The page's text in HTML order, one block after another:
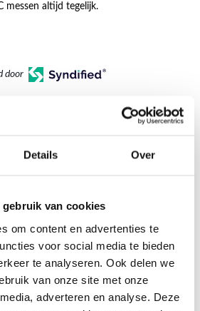
Details Over
gebruik van cookies
om content en advertenties te
voor social media te bieden
te analyseren. Ook delen we
van onze site met onze
adverteren en analyse. Deze
messen altijd tegelijk.
door